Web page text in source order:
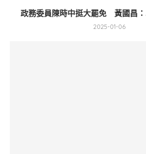
政務委員陳時中挺大罷免 黃國昌
2025-01-06